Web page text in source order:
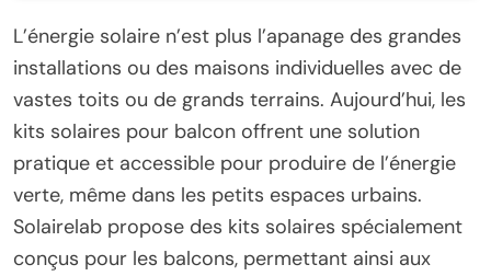
L’énergie solaire n’est plus l’apanage des grandes
installations ou des maisons individuelles avec de
vastes toits ou de grands terrains. Aujourd’hui, les
kits solaires pour balcon offrent une solution
pratique et accessible pour produire de l’énergie
verte, même dans les petits espaces urbains.
Solairelab propose des kits solaires spécialement
conçus pour les balcons, permettant ainsi aux